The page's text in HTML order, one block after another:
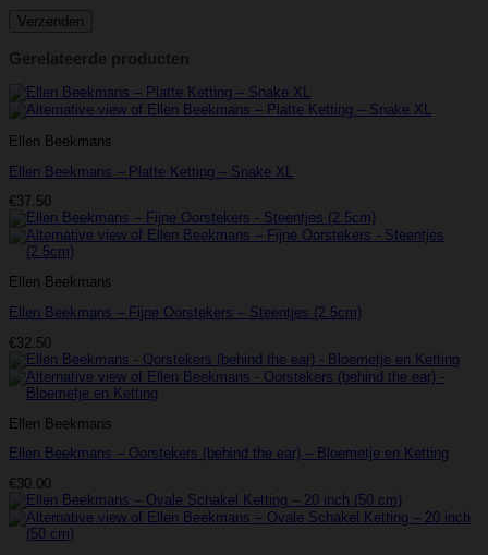
Gerelateerde producten
Ellen Beekmans
Ellen Beekmans – Platte Ketting – Snake XL
€37.50
Ellen Beekmans
Ellen Beekmans – Fijne Oorstekers – Steentjes (2.5cm)
€32.50
Ellen Beekmans
Ellen Beekmans – Oorstekers (behind the ear) – Bloemetje en Ketting
€30.00